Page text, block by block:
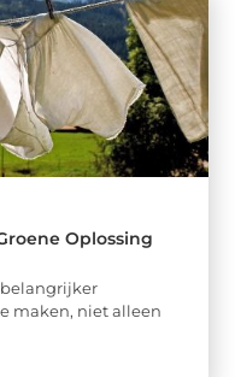
Oplossing
maken, niet alleen